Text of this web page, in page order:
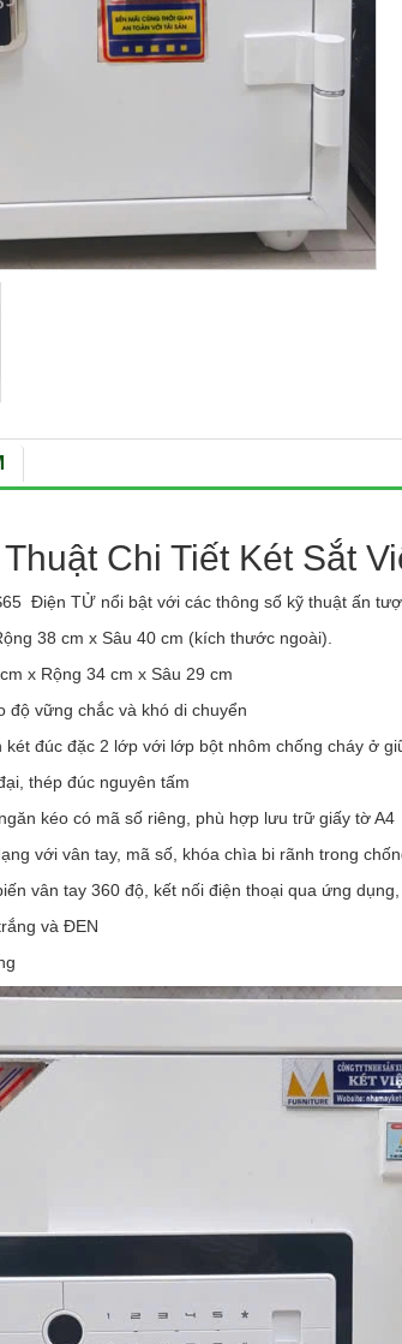
Chi Tiết Két Sắt
Điện TỬ nổi bật với các thông số kỹ thuật ấn
38 cm x Sâu 40 cm (kích thước ngoài).
x Rộng 34 cm x Sâu 29 cm
độ vững chắc và khó di chuyển
két đúc đặc 2 lớp với lớp bột nhôm chống cháy ở
thép đúc nguyên tấm
kéo có mã số riêng, phù hợp lưu trữ giấy tờ A4
với vân tay, mã số, khóa chìa bi rãnh trong
vân tay 360 độ, kết nối điện thoại qua ứng
và ĐEN